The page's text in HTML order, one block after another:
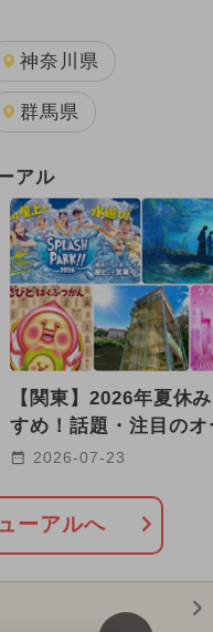
キャラクター
ディズニー
神奈川県
群馬県
アル
【関東】2026年夏休
すめ！話題・注目のオ
リニューアルスポット
2026-07-23
ーアルへ